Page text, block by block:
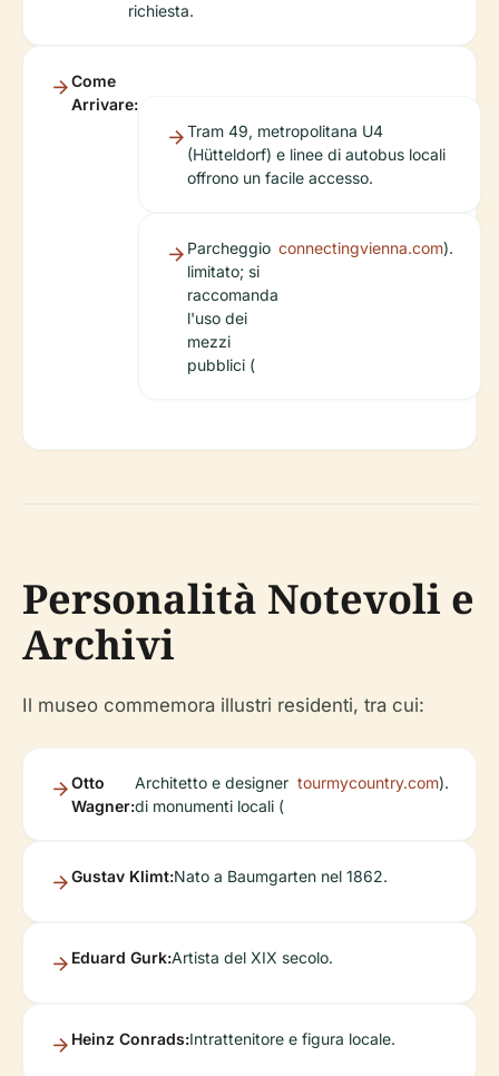
richiesta.
Come
Arrivare:
Tram 49, metropolitana U4
(Hütteldorf) e linee di autobus locali
offrono un facile accesso.
Parcheggio
limitato; si
raccomanda
l'uso dei
mezzi
pubblici (
connectingvienna.com).
Personalità Notevoli e
Archivi
Il museo commemora illustri residenti, tra cui:
Otto
Wagner:
Architetto e designer
di monumenti locali (
tourmycountry.com).
Gustav Klimt:Nato a Baumgarten nel 1862.
Eduard Gurk:Artista del XIX secolo.
Heinz Conrads:Intrattenitore e figura locale.